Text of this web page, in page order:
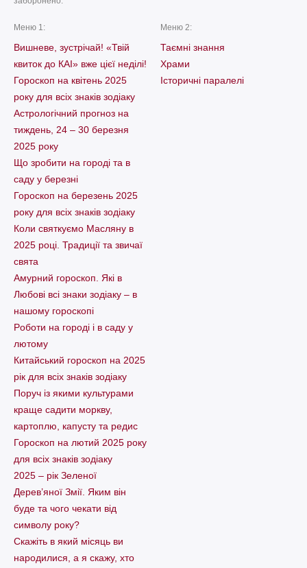
Меню 1:
Вишневе, зустрічай! «Твій
квиток до КАІ» вже цієї неділі!
Гороскоп на квітень 2025
року для всіх знаків зодіаку
Астрологічний прогноз на
тиждень, 24 – 30 березня
2025 року
Що зробити на городі та в
саду у березні
Гороскоп на березень 2025
року для всіх знаків зодіаку
Коли святкуємо Масляну в
2025 році. Традиції та звичаї
свята
Амурний гороскоп. Які в
Любові всі знаки зодіаку – в
нашому гороскопі
Pоботи на городі і в саду у
лютому
Китайський гороскоп на 2025
рік для всіх знаків зодіаку
Поруч із якими культурами
краще садити моркву,
картоплю, капусту та редис
Гороскоп на лютий 2025 року
для всіх знаків зодіаку
2025 – рік Зеленої
Дерев’яної Змії. Яким він
буде та чого чекати від
символу року?
Скажіть в який місяць ви
народилися, а я скажу, хто
Меню 2:
Таємні знання
Храми
Історичні паралелі